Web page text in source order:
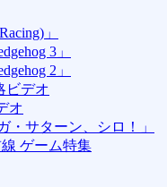
」
3」
2」
ビデオ
オ
・サターン、シロ！」
ゲーム特集